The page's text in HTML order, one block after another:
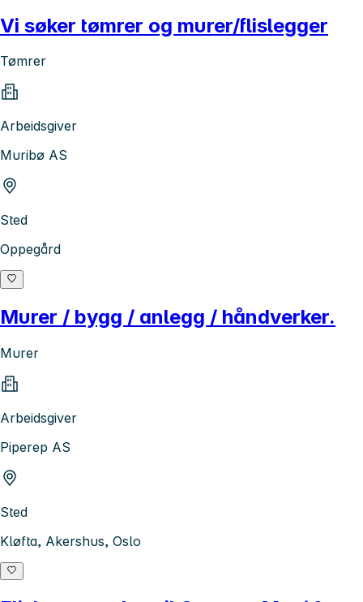
Vi søker tømrer og murer/flislegger
Tømrer
Arbeidsgiver
Muribø AS
Sted
Oppegård
Murer / bygg / anlegg / håndverker.
Murer
Arbeidsgiver
Piperep AS
Sted
Kløfta, Akershus, Oslo